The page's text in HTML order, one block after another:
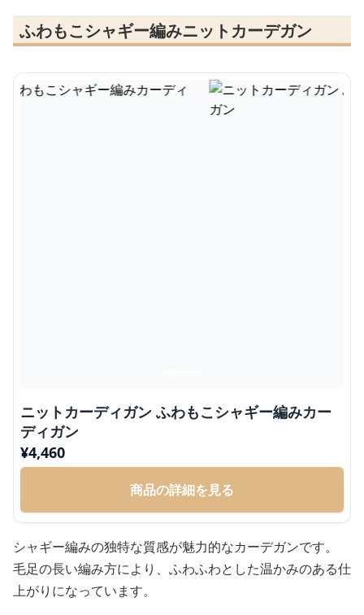
ふわもこシャギー編みニットカーデガン
ニットカーディガン ふわもこシャギー編みカー
ディガン
¥4,460
商品の詳細を見る
シャギー編みの独特な質感が魅力的なカーデガンです。
毛足の長い編み方により、ふわふわとした温かみのある仕
上がりになっています。